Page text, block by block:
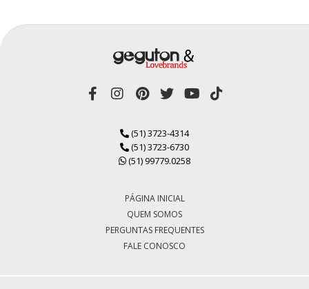
(51) 3723-4314
(51) 3723-6730
(51) 99779.0258
PÁGINA INICIAL
QUEM SOMOS
PERGUNTAS FREQUENTES
FALE CONOSCO